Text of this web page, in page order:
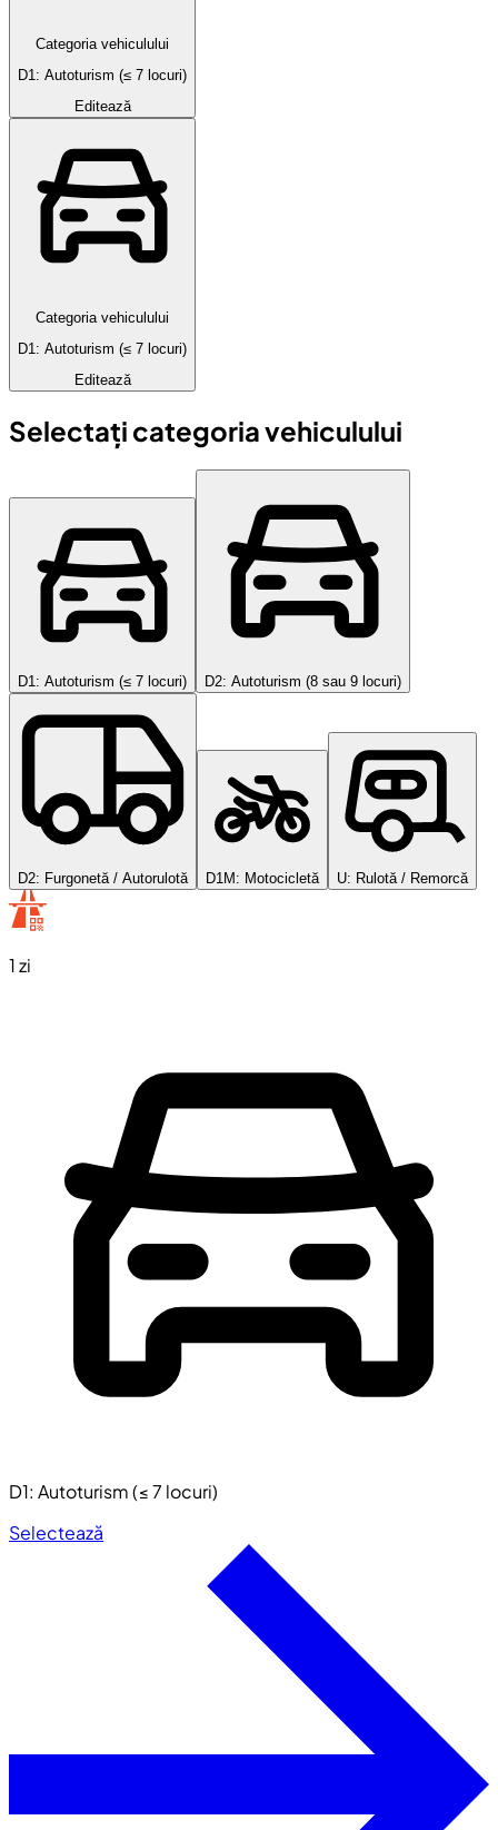
Categoria vehiculului
D1: Autoturism (≤ 7 locuri)
Editează
Categoria vehiculului
D1: Autoturism (≤ 7 locuri)
Editează
Selectați categoria vehiculului
D1: Autoturism (≤ 7 locuri) D2: Autoturism (8 sau 9 locuri)
D2: Furgonetă / Autorulotă D1M: Motocicletă U: Rulotă / Remorcă
1 zi
D1: Autoturism (≤ 7 locuri)
Selectează